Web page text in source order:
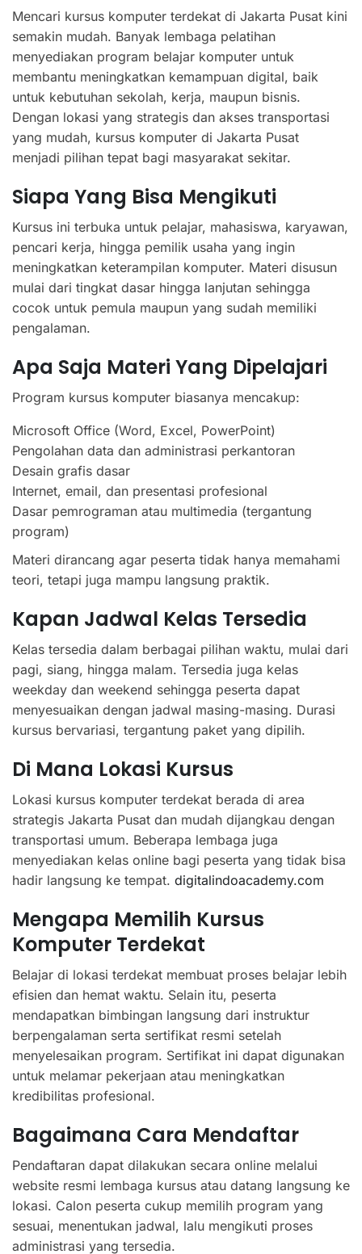
Mencari kursus komputer terdekat di Jakarta Pusat kini
semakin mudah. Banyak lembaga pelatihan
menyediakan program belajar komputer untuk
membantu meningkatkan kemampuan digital, baik
untuk kebutuhan sekolah, kerja, maupun bisnis.
Dengan lokasi yang strategis dan akses transportasi
yang mudah, kursus komputer di Jakarta Pusat
menjadi pilihan tepat bagi masyarakat sekitar.
Siapa Yang Bisa Mengikuti
Kursus ini terbuka untuk pelajar, mahasiswa, karyawan,
pencari kerja, hingga pemilik usaha yang ingin
meningkatkan keterampilan komputer. Materi disusun
mulai dari tingkat dasar hingga lanjutan sehingga
cocok untuk pemula maupun yang sudah memiliki
pengalaman.
Apa Saja Materi Yang Dipelajari
Program kursus komputer biasanya mencakup:
Microsoft Office (Word, Excel, PowerPoint)
Pengolahan data dan administrasi perkantoran
Desain grafis dasar
Internet, email, dan presentasi profesional
Dasar pemrograman atau multimedia (tergantung
program)
Materi dirancang agar peserta tidak hanya memahami
teori, tetapi juga mampu langsung praktik.
Kapan Jadwal Kelas Tersedia
Kelas tersedia dalam berbagai pilihan waktu, mulai dari
pagi, siang, hingga malam. Tersedia juga kelas
weekday dan weekend sehingga peserta dapat
menyesuaikan dengan jadwal masing-masing. Durasi
kursus bervariasi, tergantung paket yang dipilih.
Di Mana Lokasi Kursus
Lokasi kursus komputer terdekat berada di area
strategis Jakarta Pusat dan mudah dijangkau dengan
transportasi umum. Beberapa lembaga juga
menyediakan kelas online bagi peserta yang tidak bisa
hadir langsung ke tempat. digitalindoacademy.com
Mengapa Memilih Kursus
Komputer Terdekat
Belajar di lokasi terdekat membuat proses belajar lebih
efisien dan hemat waktu. Selain itu, peserta
mendapatkan bimbingan langsung dari instruktur
berpengalaman serta sertifikat resmi setelah
menyelesaikan program. Sertifikat ini dapat digunakan
untuk melamar pekerjaan atau meningkatkan
kredibilitas profesional.
Bagaimana Cara Mendaftar
Pendaftaran dapat dilakukan secara online melalui
website resmi lembaga kursus atau datang langsung ke
lokasi. Calon peserta cukup memilih program yang
sesuai, menentukan jadwal, lalu mengikuti proses
administrasi yang tersedia.